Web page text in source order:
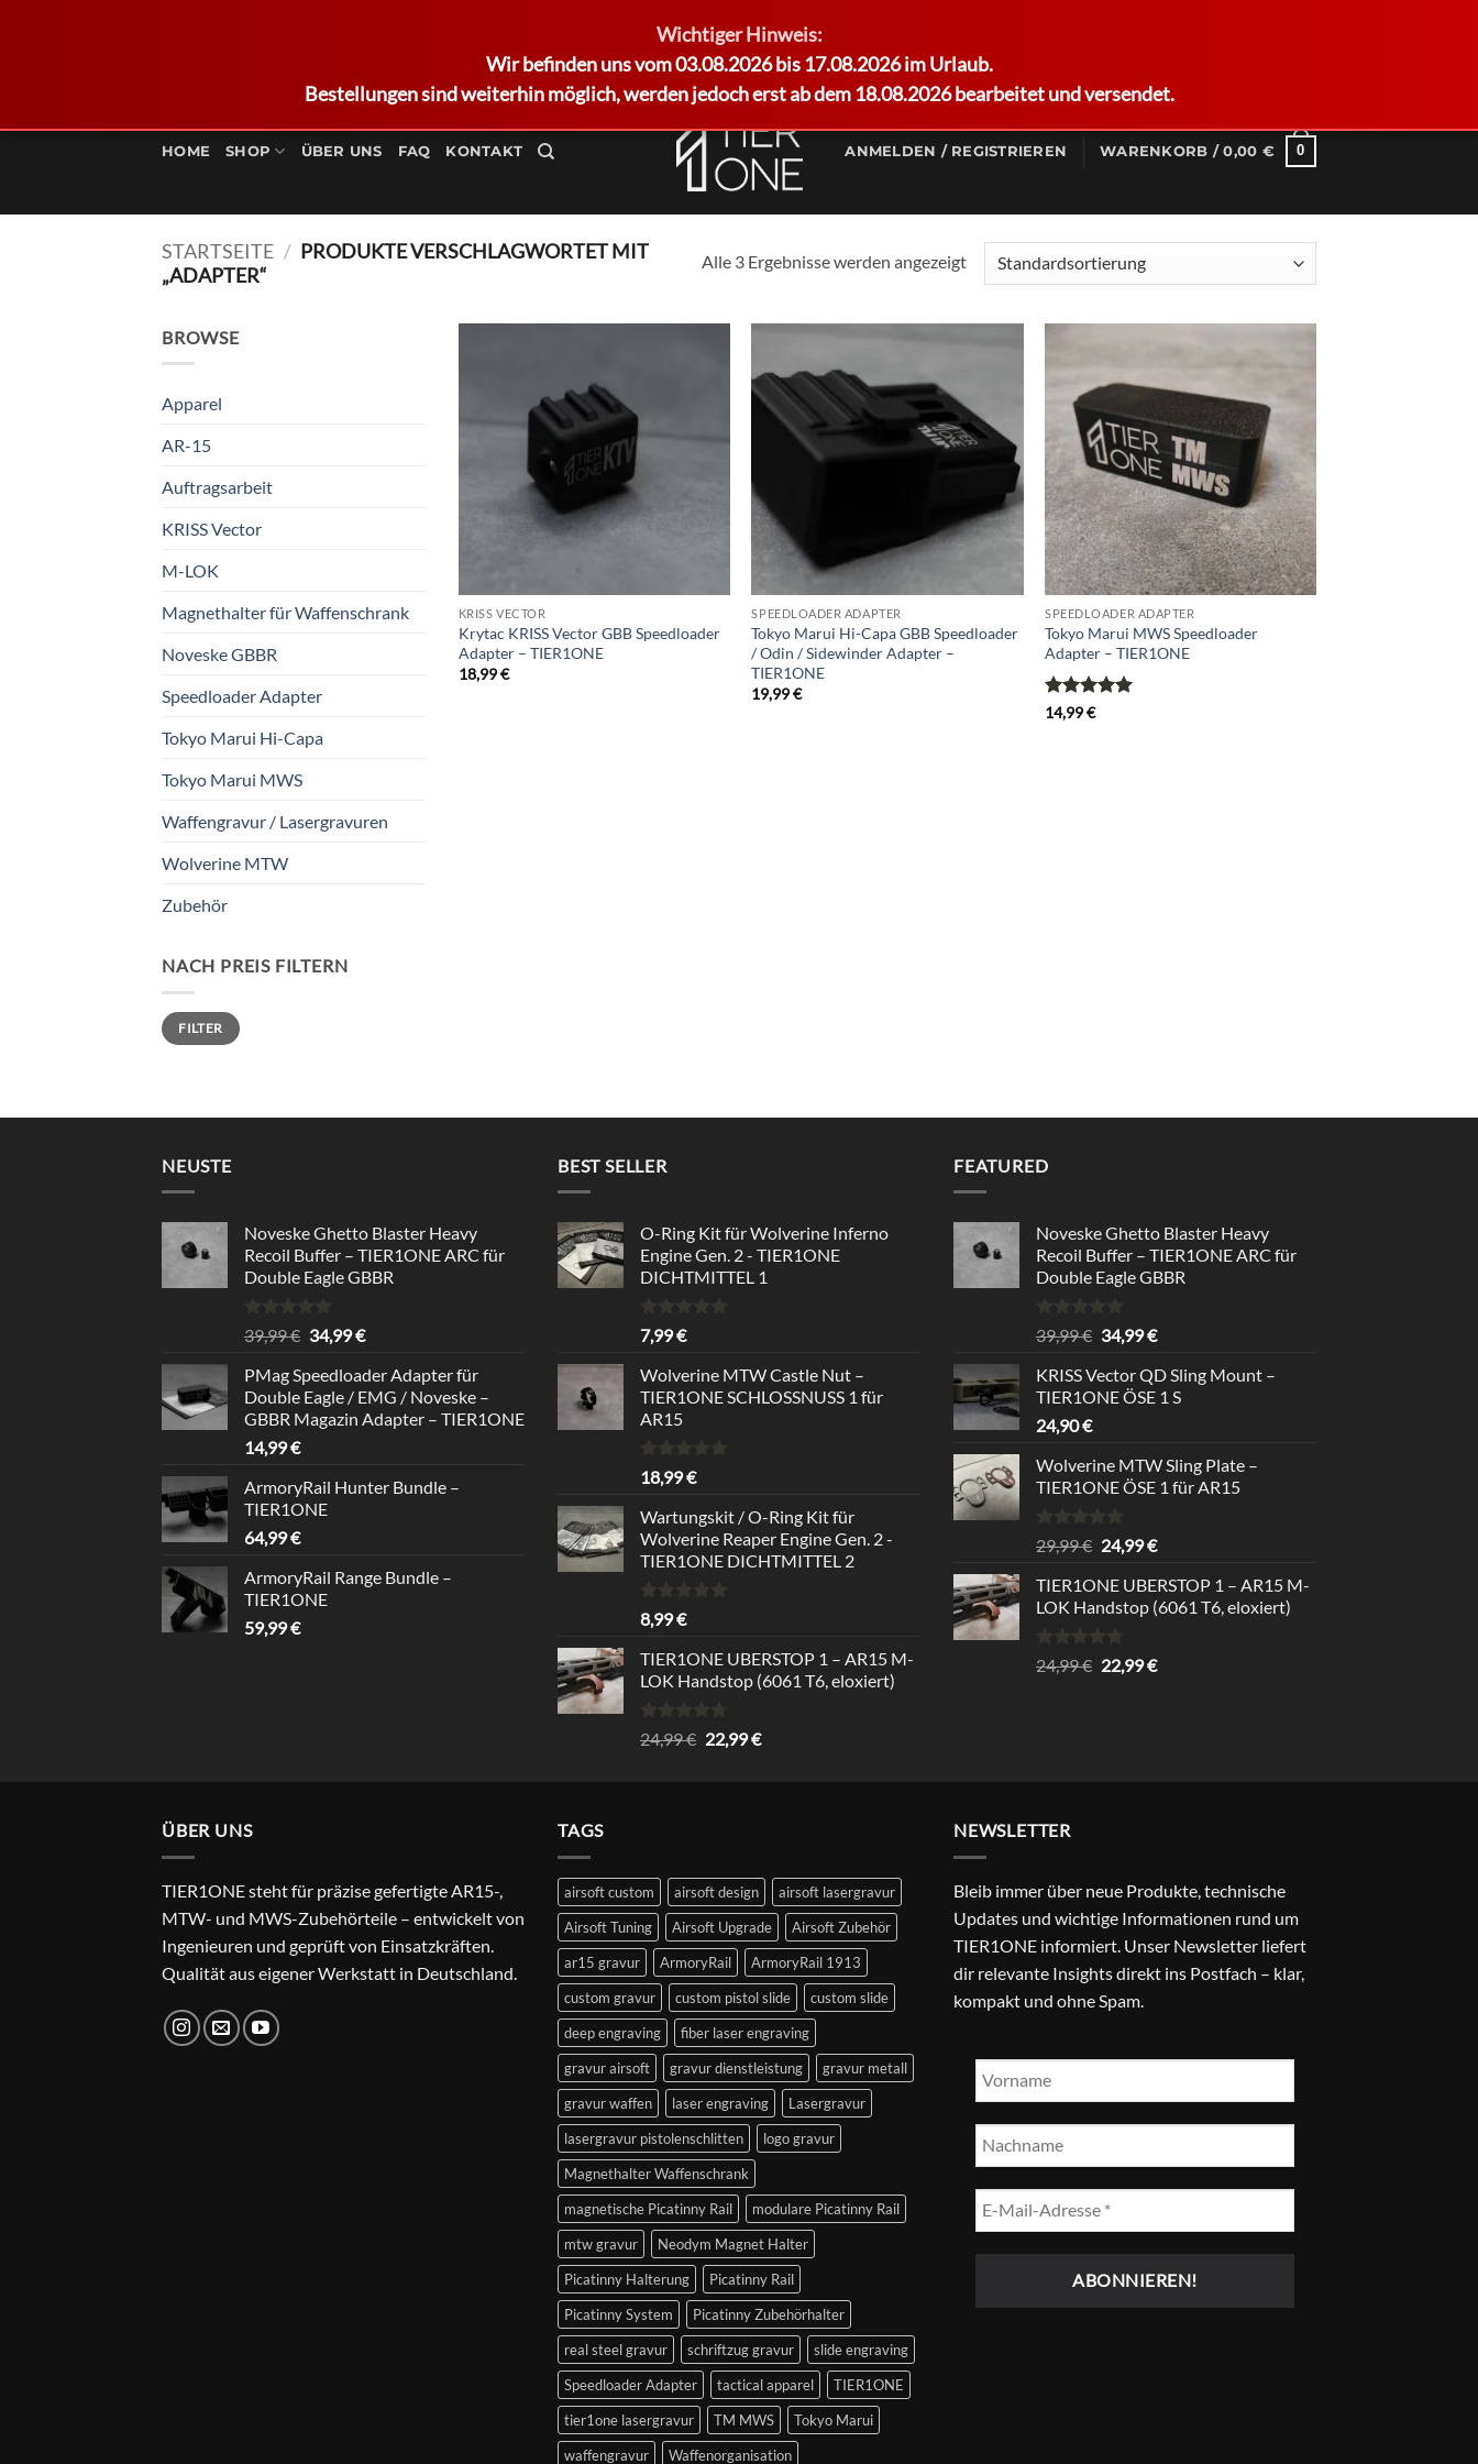
Wichtiger Hinweis:
Wir befinden uns vom 03.08.2026 bis 17.08.2026 im Urlaub.
Bestellungen sind weiterhin möglich, werden jedoch erst ab dem 18.08.2026 bearbeitet und versendet.
Inhalt
HOME SHOP ÜBER UNS FAQ KONTAKT ANMELDEN / REGISTRIEREN WARENKORB /0,00 € 0
STARTSEITE / PRODUKTE VERSCHLAGWORTET MIT
„ADAPTER“
Alle 3 Ergebnisse werden angezeigt
BROWSE
Apparel
AR-15
Auftragsarbeit
KRISS Vector
M-LOK
Magnethalter für Waffenschrank
Noveske GBBR
Speedloader Adapter
Tokyo Marui Hi-Capa
Tokyo Marui MWS
Waffengravur / Lasergravuren
Wolverine MTW
Zubehör
NACH PREIS FILTERN
Min.
Preis
Max.
PreisFILTER
KRISS VECTOR
Krytac KRISS Vector GBB Speedloader
Adapter – TIER1ONE
18,99€
SPEEDLOADER ADAPTER
Tokyo Marui Hi-Capa GBB Speedloader
/ Odin / Sidewinder Adapter –
TIER1ONE
19,99€
SPEEDLOADER ADAPTER
Tokyo Marui MWS Speedloader
Adapter – TIER1ONE
Bewertet
14,99€
NEUSTE
Noveske Ghetto Blaster Heavy
Recoil Buffer – TIER1ONE ARC für
Double Eagle GBBR
Bewertet
mit
von 5
39,99€ Ursprünglicher
war:
39,99 €
34,99€Aktueller
ist:
34,99 €.
PMag Speedloader Adapter für
Double Eagle / EMG / Noveske –
GBBR Magazin Adapter – TIER1ONE
14,99€
ArmoryRail Hunter Bundle –
TIER1ONE
64,99€
ArmoryRail Range Bundle –
TIER1ONE
59,99€
BEST SELLER
O-Ring Kit für Wolverine Inferno
Engine Gen. 2 - TIER1ONE
DICHTMITTEL 1
Bewertet
mit
von 5
7,99€
Wolverine MTW Castle Nut –
TIER1ONE SCHLOSSNUSS 1 für
AR15
Bewertet
mit
von 5
18,99€
Wartungskit / O-Ring Kit für
Wolverine Reaper Engine Gen. 2 -
TIER1ONE DICHTMITTEL 2
Bewertet
mit
von 5
8,99€
TIER1ONE UBERSTOP 1 – AR15 M-
LOK Handstop (6061 T6, eloxiert)
Bewertet
mit
24,99€ Ursprünglicher
22,99€Aktueller
FEATURED
Noveske Ghetto Blaster Heavy
Recoil Buffer – TIER1ONE ARC für
Double Eagle GBBR
Bewertet
mit
von 5
39,99€ Ursprünglicher
war:
39,99 €
34,99€Aktueller
ist:
34,99 €.
KRISS Vector QD Sling Mount –
TIER1ONE ÖSE 1 S
24,90€
Wolverine MTW Sling Plate –
TIER1ONE ÖSE 1 für AR15
Bewertet
mit
von 5
29,99€ Ursprünglicher
war:
29,99 €
24,99€Aktueller
ist:
24,99 €.
TIER1ONE UBERSTOP 1 – AR15 M-
LOK Handstop (6061 T6, eloxiert)
Bewertet
mit
24,99€ Ursprünglicher
22,99€Aktueller
ÜBER UNS
TIER1ONE steht für präzise gefertigte AR15-,
MTW- und MWS-Zubehörteile – entwickelt von
Ingenieuren und geprüft von Einsatzkräften.
Qualität aus eigener Werkstatt in Deutschland.
TAGS
airsoft custom airsoft design
airsoft lasergravur
Airsoft Tuning
Airsoft Upgrade
Airsoft Zubehör
ar15 gravur
ArmoryRail
ArmoryRail 1913
custom gravur
custom pistol slide
custom slide
deep engraving
fiber laser engraving
gravur airsoft
gravur dienstleistung
gravur metall
gravur waffen
laser engraving
Lasergravur
lasergravur pistolenschlitten
logo gravur
Magnethalter Waffenschrank
magnetische Picatinny Rail
modulare Picatinny Rail
mtw gravur
Neodym Magnet Halter
Picatinny Halterung
Picatinny Rail
Picatinny System
Picatinny Zubehörhalter
real steel gravur
schriftzug gravur
slide engraving
Speedloader Adapter
tactical apparel
TIER1ONE
tier1one lasergravur
TM MWS
Tokyo Marui
waffengravur
Waffenorganisation
NEWSLETTER
Bleib immer über neue Produkte, technische
Updates und wichtige Informationen rund um
TIER1ONE informiert. Unser Newsletter liefert
dir relevante Insights direkt ins Postfach – klar,
kompakt und ohne Spam.